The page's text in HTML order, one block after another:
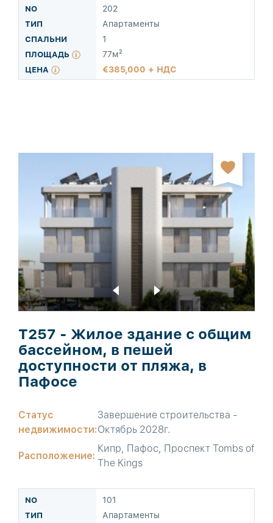
T257 - Жилое здание с общим
бассейном, в пешей
доступности от пляжа, в
Пафосе
Статус
недвижимости:
Завершение строительства -
Октябрь 2028г.
Расположение:
Кипр, Пафос, Проспект Tombs of
The Kings
101
Апартаменты